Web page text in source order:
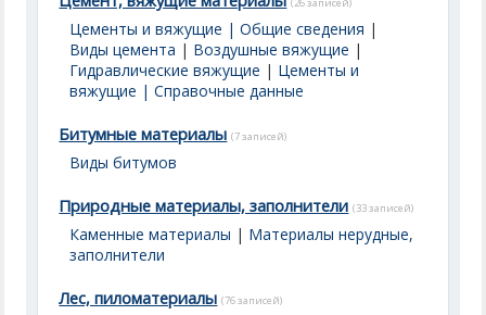
Цементы и вяжущие | Общие сведения |
Виды цемента | Воздушные вяжущие |
Гидравлические вяжущие | Цементы и
вяжущие | Справочные данные
Битумные материалы (7 записей)
Виды битумов
Природные материалы, заполнители (33 записей)
Каменные материалы | Материалы нерудные,
заполнители
Лес, пиломатериалы (76 записей)